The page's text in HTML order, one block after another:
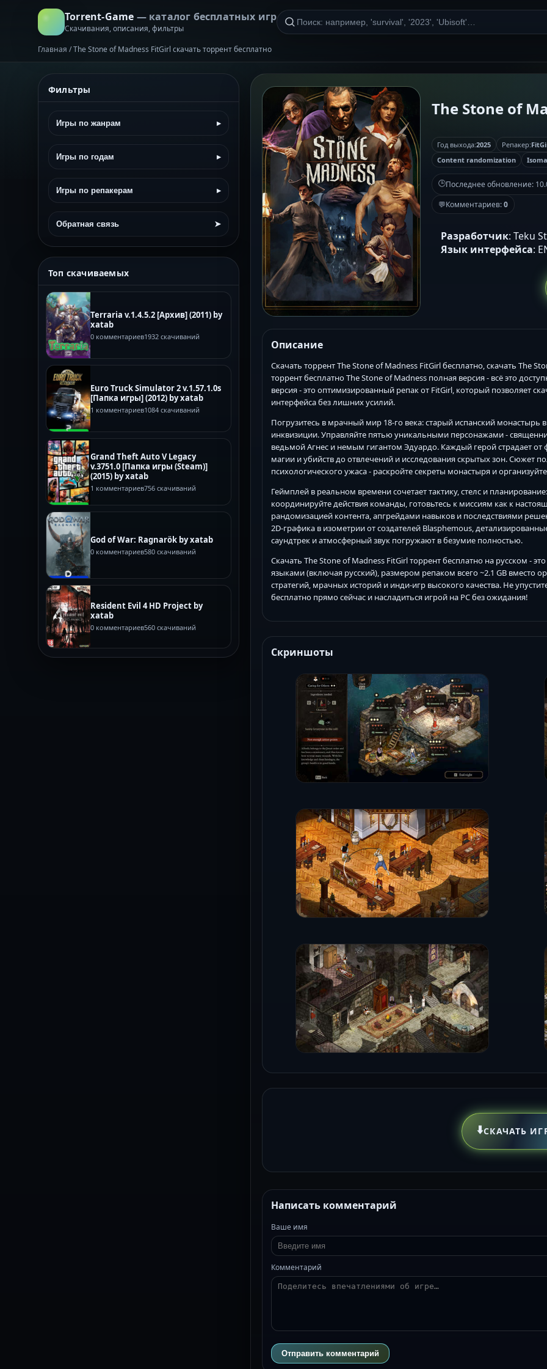
Torrent-Game — каталог бесплатных игр
Скачивания, описания, фильтры
Главная /The Stone of Madness FitGirl скачать торрент бесплатно
Фильтры
Игры по жанрам ▸
Игры по годам ▸
Игры по репакерам ▸
Обратная связь ➤
Топ скачиваемых
Terraria v.1.4.5.2 [Архив] (2011) by
xatab
0 комментариев1932 скачиваний
Euro Truck Simulator 2 v.1.57.1.0s
[Папка игры] (2012) by xatab
1 комментариев1084 скачиваний
Grand Theft Auto V Legacy
v.3751.0 [Папка игры (Steam)]
(2015) by xatab
1 комментариев756 скачиваний
God of War: Ragnarök by xatab
0 комментариев580 скачиваний
Resident Evil 4 HD Project by
xatab
0 комментариев560 скачиваний
The Stone of
Год выхода:2025 Репакер:
Content randomization
🕒Последнее обновление:
💬Комментариев:0
Разработчик: Teku
Язык интерфейса:
Описание
Скачать торрент The Stone of Madness FitGirl бесплатно, скачать The
торрент бесплатно The Stone of Madness полная версия - всё это
версия - это оптимизированный репак от FitGirl, который позволяет
интерфейса без лишних усилий.
Погрузитесь в мрачный мир 18-го века: старый испанский
инквизиции. Управляйте пятью уникальными персонажами -
ведьмой Агнес и немым гигантом Эдуардо. Каждый герой страдает
магии и убийств до отвлечений и исследования скрытых зон. Сюжет
психологического ужаса - раскройте секреты монастыря и
Геймплей в реальном времени сочетает тактику, стелс и
координируйте действия команды, готовьтесь к миссиям как к
рандомизацией контента, апгрейдами навыков и последствиями
2D-графика в изометрии от создателей Blasphemous,
саундтрек и атмосферный звук погружают в безумие полностью.
Скачать The Stone of Madness FitGirl торрент бесплатно на русском -
языками (включая русский), размером репаком всего ~2.1 GB вместо
стратегий, мрачных историй и инди-игр высокого качества. Не
бесплатно прямо сейчас и насладиться игрой на PC без ожидания!
Скриншоты
⬇️СКАЧАТЬ
Написать комментарий
Ваше имя
Комментарий
Отправить комментарий